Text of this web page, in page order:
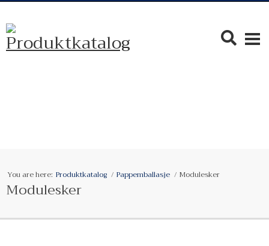
You are here: Produktkatalog Pappemballasje Modulesker
Modulesker